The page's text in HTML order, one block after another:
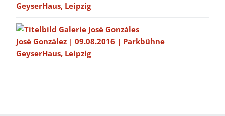
GeyserHaus, Leipzig
José González | 09.08.2016 | Parkbühne
GeyserHaus, Leipzig